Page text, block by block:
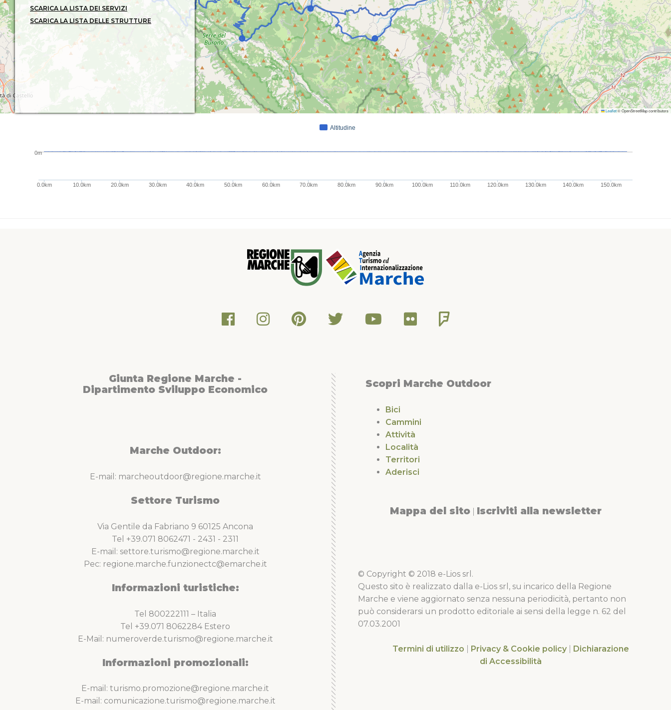
Leaflet© OpenStreetMap contributors
Altitudine
0.0km 10.0km 20.0km 30.0km 40.0km 50.0km 60.0km 70.0km 80.0km 90.0km 100.0km 110.0km 120.0km 130.0km 140.0km 150.0km
0m
SCARICA LA LISTA DEI SERVIZI
SCARICA LA LISTA DELLE STRUTTURE
Giunta Regione Marche -
Dipartimento Sviluppo Economico
Marche Outdoor:
E-mail: marcheoutdoor@regione.marche.it
Settore Turismo
Via Gentile da Fabriano 9 60125 Ancona
Tel +39.071 8062471 - 2431 - 2311
E-mail: settore.turismo@regione.marche.it
Pec: regione.marche.funzionectc@emarche.it
Informazioni turistiche:
Tel 800222111 – Italia
Tel +39.071 8062284 Estero
E-Mail: numeroverde.turismo@regione.marche.it
Informazioni promozionali:
E-mail: turismo.promozione@regione.marche.it
E-mail: comunicazione.turismo@regione.marche.it
Scopri Marche Outdoor
Bici
Cammini
Attività
Località
Territori
Aderisci
Mappa del sito Iscriviti alla newsletter
© Copyright © 2018 e-Lios srl.
Questo sito è realizzato dalla e-Lios srl, su incarico della Regione
Marche e viene aggiornato senza nessuna periodicità, pertanto non
può considerarsi un prodotto editoriale ai sensi della legge n. 62 del
07.03.2001
Termini di utilizzo Privacy & Cookie policy
Dichiarazione
di Accessibilità